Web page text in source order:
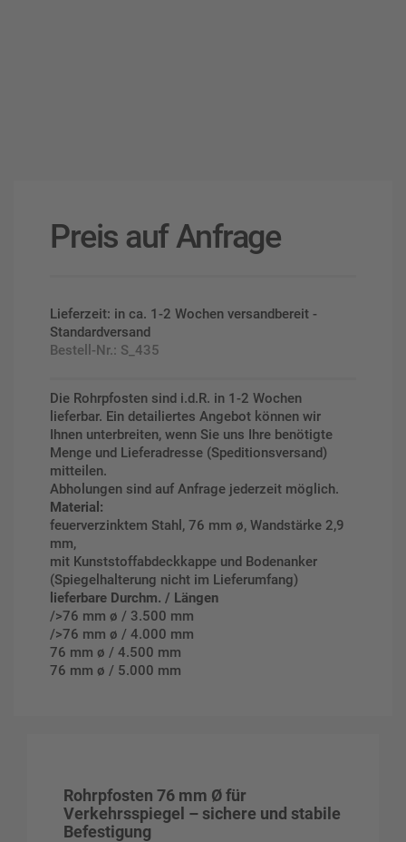
Preis auf Anfrage
Lieferzeit: in ca. 1-2 Wochen versandbereit -
Standardversand
Bestell-Nr.: S_435
Die Rohrpfosten sind i.d.R. in 1-2 Wochen
lieferbar. Ein detailiertes Angebot können wir
Ihnen unterbreiten, wenn Sie uns Ihre benötigte
Menge und Lieferadresse (Speditionsversand)
mitteilen.
Abholungen sind auf Anfrage jederzeit möglich.
Material:
feuerverzinktem Stahl, 76 mm ø, Wandstärke 2,9
mm,
mit Kunststoffabdeckkappe und Bodenanker
(Spiegelhalterung nicht im Lieferumfang)
lieferbare Durchm. / Längen
/>76 mm ø / 3.500 mm
/>76 mm ø / 4.000 mm
76 mm ø / 4.500 mm
76 mm ø / 5.000 mm
Rohrpfosten 76 mm Ø für
Verkehrsspiegel – sichere und stabile
Befestigung